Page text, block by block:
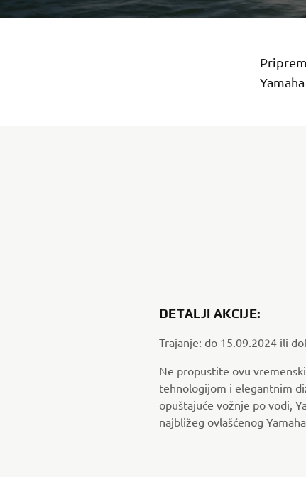
DETALJI AKCIJE:
Trajanje: do 15.09.2024 ili
Ne propustite ovu
tehnologijom i elegantnim
opuštajuće vožnje po vodi,
najbližeg ovlašćenog